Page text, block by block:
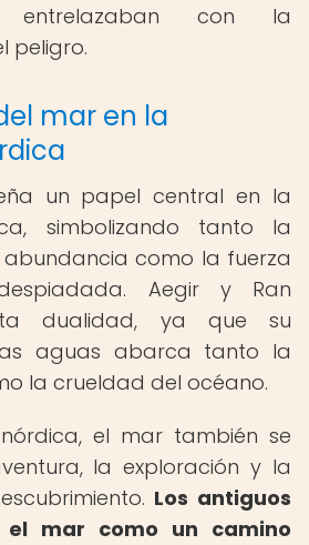
entrelazaban con la
peligro.
mar en la
un papel central en la
simbolizando tanto la
como la fuerza
Aegir y Ran
dualidad, ya que su
aguas abarca tanto la
la crueldad del océano.
el mar también se
la exploración y la
Los antiguos
el mar como un camino